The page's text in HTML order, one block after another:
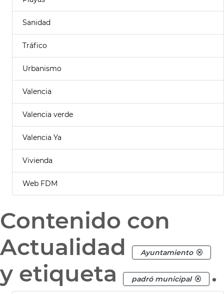
Sanidad
Tráfico
Urbanismo
Valencia
Valencia verde
Valencia Ya
Vivienda
Web FDM
Contenido con
Actualidad
Ayuntamiento
y etiqueta padró municipal .